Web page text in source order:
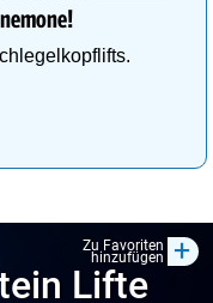
Zu Favoriten
hinzufügen +
Lifte